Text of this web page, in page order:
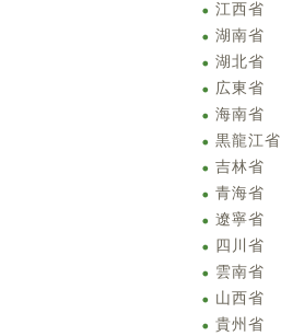
江西省
湖南省
湖北省
広東省
海南省
黒龍江省
吉林省
青海省
遼寧省
四川省
雲南省
山西省
貴州省